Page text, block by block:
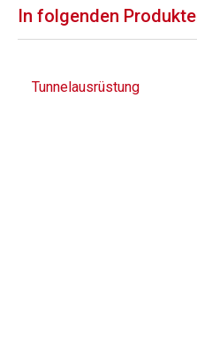
In folgenden
Tunnelausrüstung